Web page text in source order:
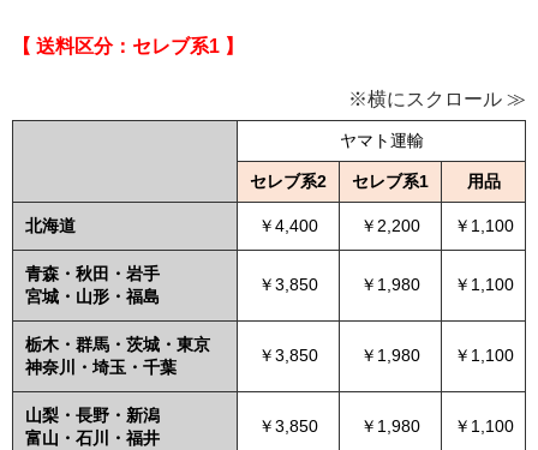
【 送料区分：セレブ系1 】
※横にスクロール ≫
ヤマト運輸
セレブ系2 セレブ系1 用品
北海道 ￥4,400 ￥2,200 ￥1,100
青森・秋田・岩手
宮城・山形・福島
￥3,850 ￥1,980 ￥1,100
栃木・群馬・茨城・東京
神奈川・埼玉・千葉
￥3,850 ￥1,980 ￥1,100
山梨・長野・新潟
富山・石川・福井
￥3,850 ￥1,980 ￥1,100